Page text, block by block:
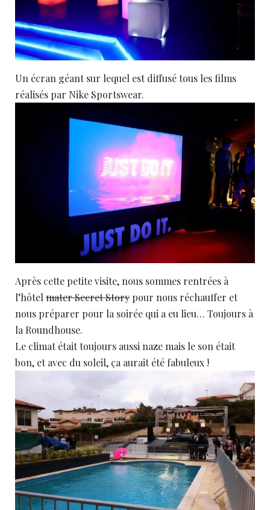
Un écran géant sur lequel est diffusé tous les films
réalisés par Nike Sportswear.
Après cette petite visite, nous sommes rentrées à
l’hôtel mater Secret Story pour nous réchauffer et
nous préparer pour la soirée qui a eu lieu… Toujours à
la Roundhouse.
Le climat était toujours aussi naze mais le son était
bon, et avec du soleil, ça aurait été fabuleux !